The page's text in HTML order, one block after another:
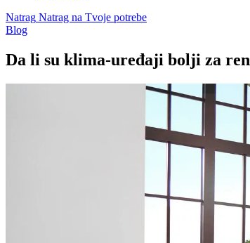
Natrag Natrag na Tvoje potrebe
Blog
Da li su klima-uređaji bolji za